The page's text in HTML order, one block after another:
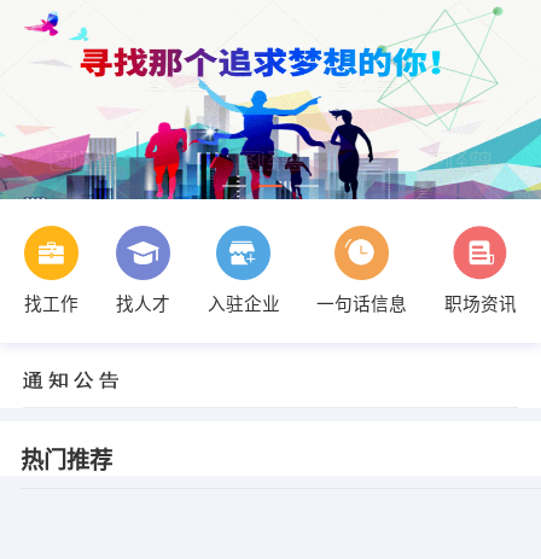
找工作 找人才 入驻企业 一句话信息 职场资讯
热门推荐